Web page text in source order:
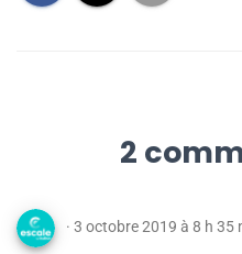
2
· 3 octobre 2019 à 8 h 35